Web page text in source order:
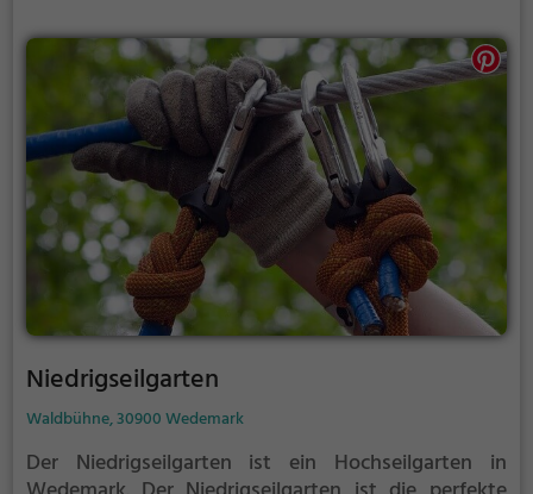
Niedrigseilgarten
Waldbühne, 30900 Wedemark
Der Niedrigseilgarten ist ein Hochseilgarten in